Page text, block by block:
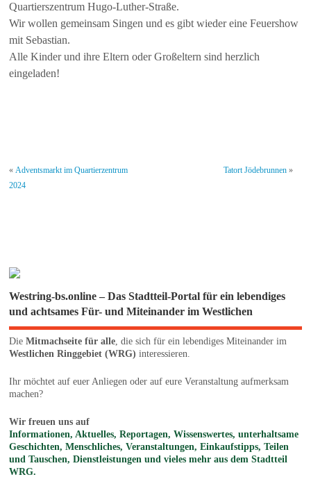
Quartierszentrum Hugo-Luther-Straße.
Wir wollen gemeinsam Singen und es gibt wieder eine Feuershow
mit Sebastian.
Alle Kinder und ihre Eltern oder Großeltern sind herzlich
eingeladen!
« Adventsmarkt im Quartierzentrum
2024
Tatort Jödebrunnen»
Westring-bs.online – Das Stadtteil-Portal für ein lebendiges
und achtsames Für- und Miteinander im Westlichen
DieMitmachseite für alle , die sich für ein lebendiges Miteinander im
Westlichen Ringgebiet (WRG) interessieren.
Ihr möchtet auf euer Anliegen oder auf eure Veranstaltung aufmerksam
machen?
Wir freuen uns auf
Informationen, Aktuelles, Reportagen, Wissenswertes, unterhaltsame
Geschichten, Menschliches, Veranstaltungen, Einkaufstipps, Teilen
und Tauschen, Dienstleistungen und vieles mehr aus dem Stadtteil
WRG.